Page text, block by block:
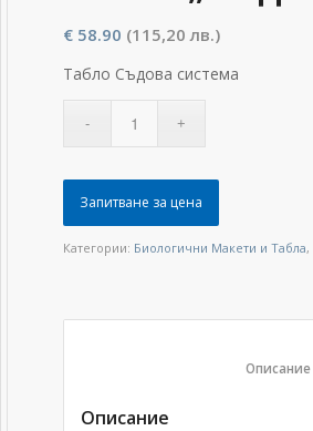
€ 58.90 (115,20 лв.)
Табло Съдова система
Запитване за цена
Категории: Биологични Макети и Табла,
Описание